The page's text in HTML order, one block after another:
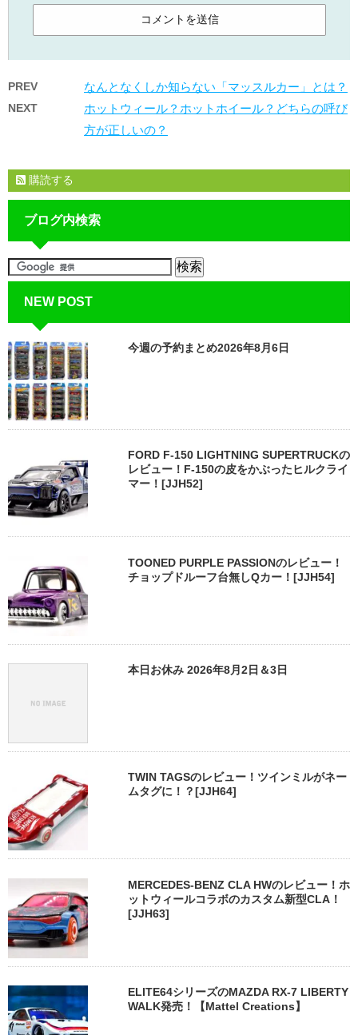
PREV なんとなくしか知らない「マッスルカー」とは？
NEXT
ホットウィール？ホットホイール？どちらの呼び
方が正しいの？
購読する
ブログ内検索
NEW POST
今週の予約まとめ2026年8月6日
FORD F-150 LIGHTNING SUPERTRUCKの
レビュー！F-150の皮をかぶったヒルクライ
マー！[JJH52]
TOONED PURPLE PASSIONのレビュー！
チョップドルーフ台無しQカー！[JJH54]
本日お休み 2026年8月2日＆3日
TWIN TAGSのレビュー！ツインミルがネー
ムタグに！？[JJH64]
MERCEDES-BENZ CLA HWのレビュー！ホ
ットウィールコラボのカスタム新型CLA！
[JJH63]
ELITE64シリーズのMAZDA RX-7 LIBERTY
WALK発売！【Mattel Creations】